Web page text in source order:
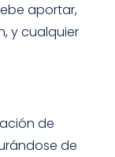
aportar,
y cualquier
de
de